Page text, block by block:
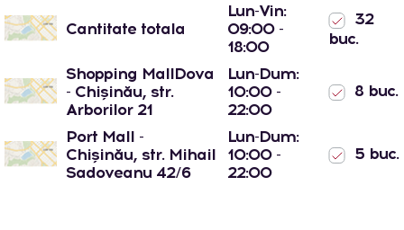
Cantitate totala
Lun-Vin:
09:00 -
18:00
32
buc.
Shopping MallDova
- Chișinău, str.
Arborilor 21
Lun-Dum:
10:00 -
22:00
8 buc.
Port Mall -
Chișinău, str. Mihail
Sadoveanu 42/6
Lun-Dum:
10:00 -
22:00
5 buc.